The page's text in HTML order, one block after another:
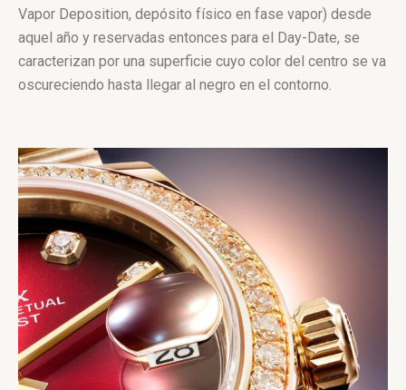
Vapor Deposition, depósito físico en fase vapor) desde
aquel año y reservadas entonces para el Day-Date, se
caracterizan por una superficie cuyo color del centro se va
oscureciendo hasta llegar al negro en el contorno.